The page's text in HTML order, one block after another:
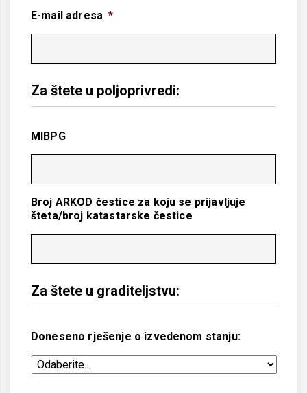
E-mail adresa *
Za štete u poljoprivredi:
MIBPG
Broj ARKOD čestice za koju se prijavljuje
šteta/broj katastarske čestice
Za štete u graditeljstvu:
Doneseno rješenje o izvedenom stanju: